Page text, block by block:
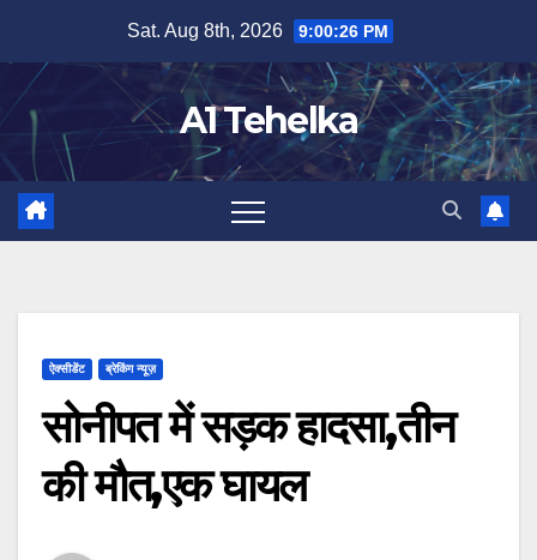
content
Sat. Aug 8th, 2026 9:00:26 PM
A1 Tehelka
ऐक्सीडेंट ब्रेकिंग न्यूज़
सोनीपत में सड़क हादसा,तीन
की मौत,एक घायल